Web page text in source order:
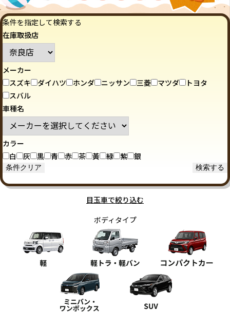
条件を指定して検索する
在庫取扱店
メーカー
スズキ
ダイハツ ホンダ ニッサン 三菱 マツダ
トヨタ
スバル
車種名
カラー
白
灰 黒 青 赤 茶 黃 緑 紫 銀
目玉車で絞り込む
ボディタイプ